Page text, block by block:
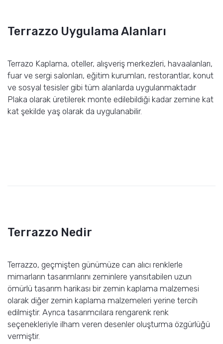
Terrazzo Uygulama Alanları
Terrazo Kaplama, oteller, alışveriş merkezleri, havaalanları,
fuar ve sergi salonları, eğitim kurumları, restorantlar, konut
ve sosyal tesisler gibi tüm alanlarda uygulanmaktadır
Plaka olarak üretilerek monte edilebildiği kadar zemine kat
kat şekilde yaş olarak da uygulanabilir.
Terrazzo Nedir
Terrazzo, geçmişten günümüze can alıcı renklerle
mimarların tasarımlarını zeminlere yansıtabilen uzun
ömürlü tasarım harikası bir zemin kaplama malzemesi
olarak diğer zemin kaplama malzemeleri yerine tercih
edilmiştir. Ayrıca tasarımcılara rengarenk renk
seçenekleriyle ilham veren desenler oluşturma özgürlüğü
vermiştir.